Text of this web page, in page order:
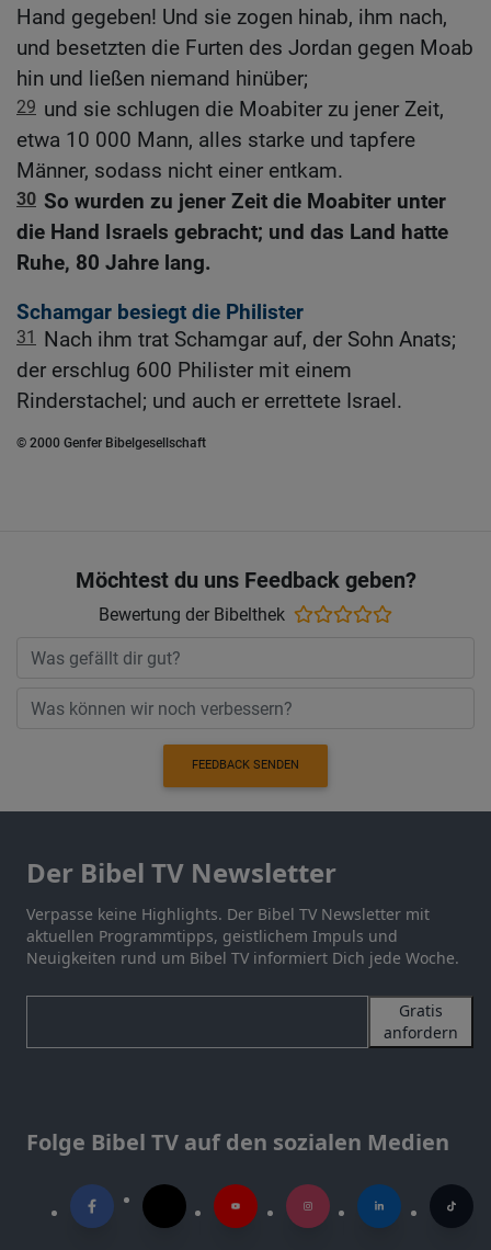
Hand gegeben! Und sie zogen hinab, ihm nach,
und besetzten die Furten des Jordan gegen Moab
hin und ließen niemand hinüber;
29 und sie schlugen die Moabiter zu jener Zeit,
etwa 10 000 Mann, alles starke und tapfere
Männer, sodass nicht einer entkam.
30 So wurden zu jener Zeit die Moabiter unter
die Hand Israels gebracht; und das Land hatte
Ruhe, 80 Jahre lang.
Schamgar besiegt die Philister
31 Nach ihm trat Schamgar auf, der Sohn Anats;
der erschlug 600 Philister mit einem
Rinderstachel; und auch er errettete Israel.
© 2000 Genfer Bibelgesellschaft
Möchtest du uns Feedback geben?
Bewertung der Bibelthek
FEEDBACK SENDEN
Der Bibel TV Newsletter
Verpasse keine Highlights. Der Bibel TV Newsletter mit
aktuellen Programmtipps, geistlichem Impuls und
Neuigkeiten rund um Bibel TV informiert Dich jede Woche.
Gratis
anfordern
Folge Bibel TV auf den sozialen Medien